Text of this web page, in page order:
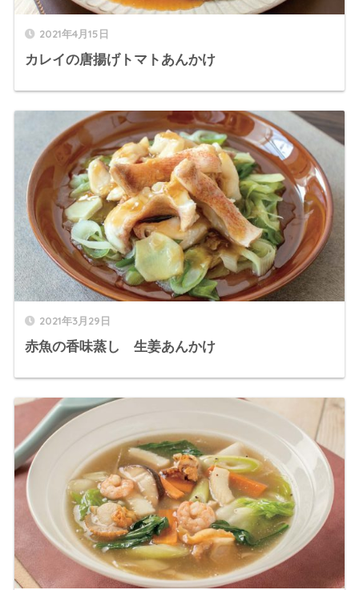
2021年4月15日
カレイの唐揚げトマトあんかけ
2021年3月29日
赤魚の香味蒸し 生姜あんかけ